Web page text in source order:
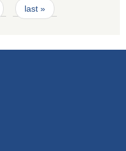
last »